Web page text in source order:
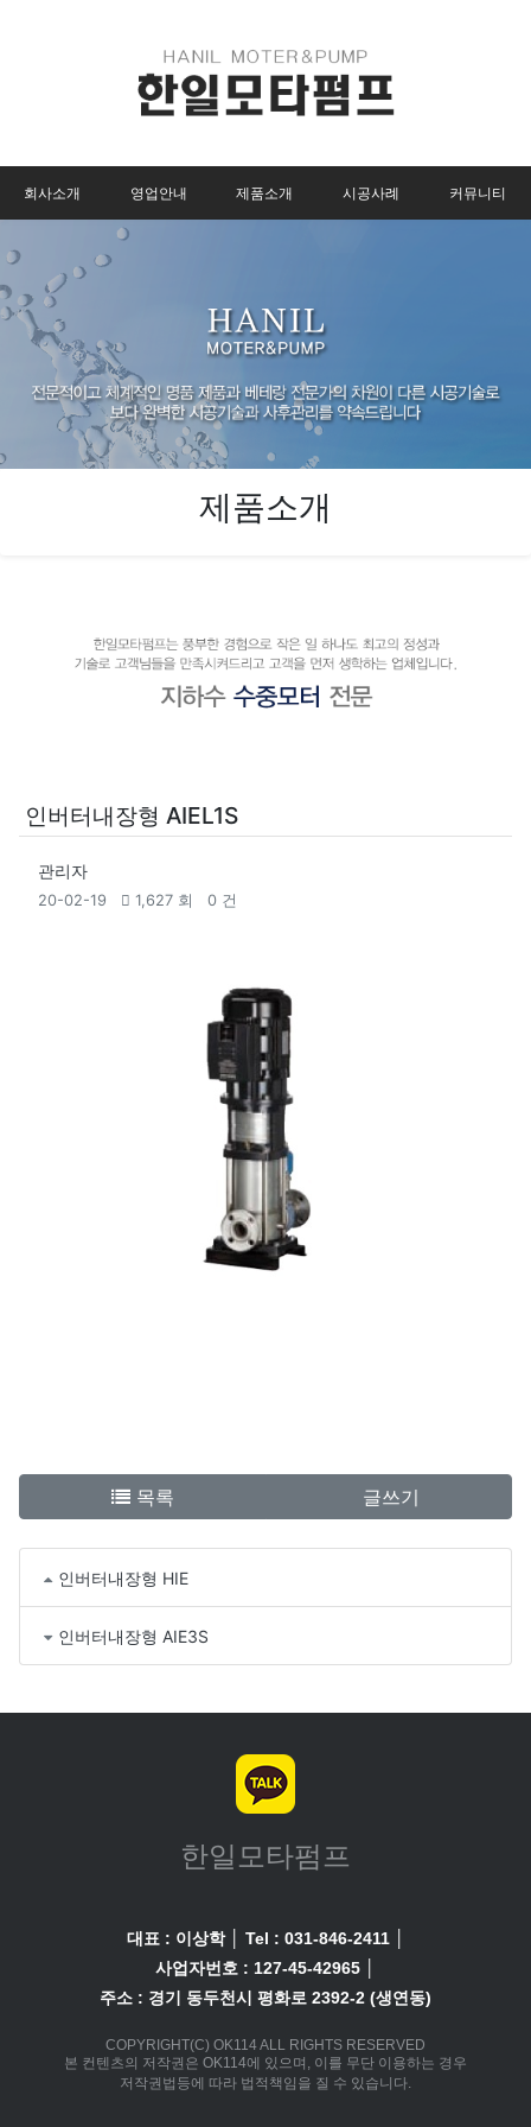
회사소개 영업안내 제품소개 시공사례 커뮤니티
제품소개
인버터내장형 AIEL1S
관리자
20-02-19 1,627 회 0 건
목록 글쓰기
인버터내장형 HIE
인버터내장형 AIE3S
한일모타펌프
대표 : 이상학│ Tel : 031-846-2411│
사업자번호 : 127-45-42965
주소 : 경기 동두천시 평화로 2392-2 (생연동)
COPYRIGHT(C) OK114 ALL RIGHTS RESERVED
본 컨텐츠의 저작권은 OK114에 있으며, 이를 무단 이용하는 경우
저작권법등에 따라 법적책임을 질 수 있습니다.